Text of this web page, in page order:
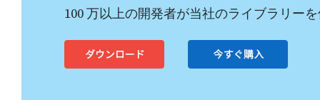
100 万以上の開発者が当社のライブラリー